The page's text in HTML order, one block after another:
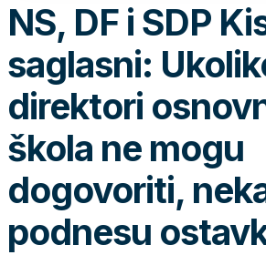
NS, DF i SDP
saglasni:
direktori
škola ne mogu
dogovoriti,
podnesu